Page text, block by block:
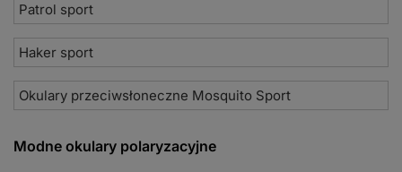
Patrol sport
Haker sport
Okulary przeciwsłoneczne Mosquito Sport
Modne okulary polaryzacyjne